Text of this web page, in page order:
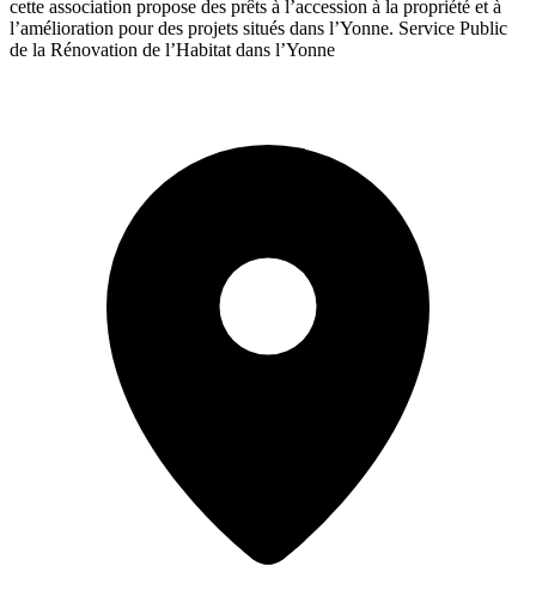
cette association propose des prêts à l’accession à la propriété et à
l’amélioration pour des projets situés dans l’Yonne. Service Public
de la Rénovation de l’Habitat dans l’Yonne